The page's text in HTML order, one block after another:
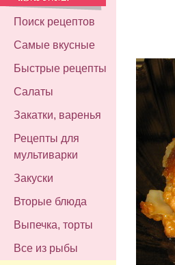
Поиск рецептов
Самые вкусные
Быстрые рецепты
Салаты
Закатки, варенья
Рецепты для
мультиварки
Закуски
Вторые блюда
Выпечка, торты
Все из рыбы